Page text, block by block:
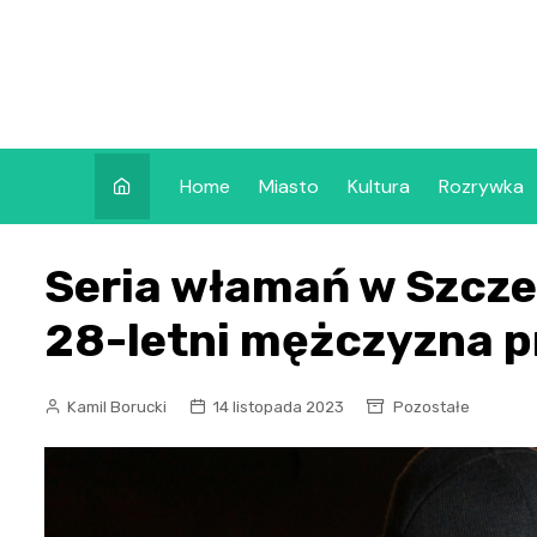
Home Miasto Kultura Rozrywka
Seria włamań w
28-letni mężczyzna
Kamil Borucki 14 listopada 2023 Pozostałe